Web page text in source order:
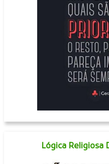
Lógica Religiosa